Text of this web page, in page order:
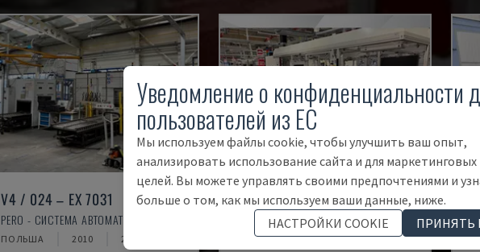
V4 / 024 – EX 7031
PERO - СИСТЕМА АВТОМАТИЗАЦИИ
ПОЛЬША 2010 21.431 HRS
JUPITER SYSTEM
AMADA - СИСТЕМА АВТОМАТИЗАЦИИ
ГЕРМАНИЯ 2021
Уведомление о конфиденциальности
пользователей из ЕС
Мы используем файлы cookie, чтобы улучшить ваш опыт,
анализировать использование сайта и для маркетинговых
целей. Вы можете управлять своими предпочтениями и
больше о том, как мы используем ваши данные, ниже.
НАСТРОЙКИ COOKIE
ПРИНЯТЬ